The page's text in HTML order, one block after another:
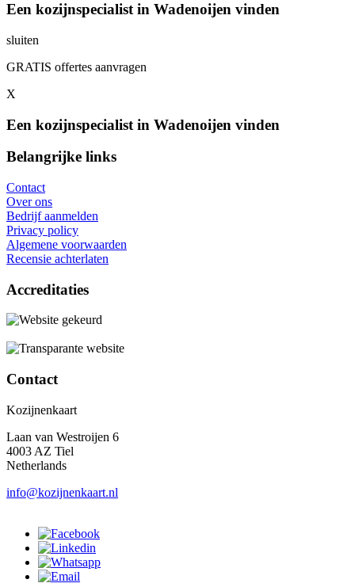
Een kozijnspecialist in Wadenoijen vinden
sluiten
GRATIS offertes aanvragen
X
Een kozijnspecialist in Wadenoijen vinden
Belangrijke links
Contact
Over ons
Bedrijf aanmelden
Privacy policy
Algemene voorwaarden
Recensie achterlaten
Accreditaties
Contact
Kozijnenkaart
Laan van Westroijen 6
4003 AZ Tiel
Netherlands
info@kozijnenkaart.nl